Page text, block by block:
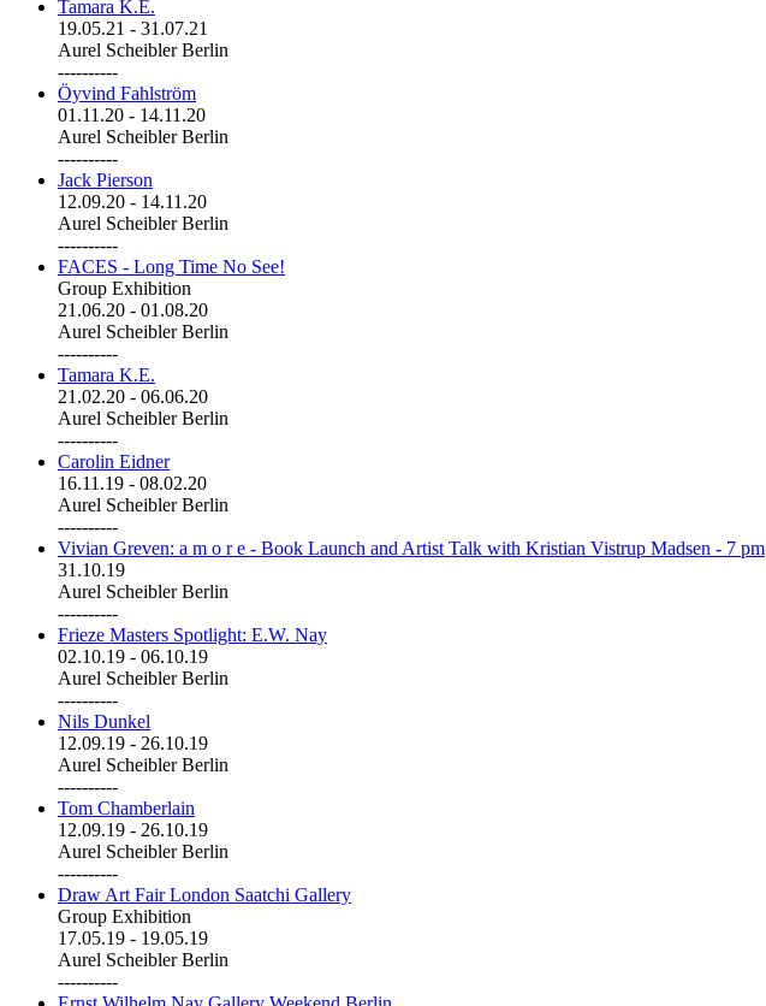
Tamara K.E.
19.05.21 - 31.07.21
Aurel Scheibler Berlin
----------
Öyvind Fahlström
01.11.20 - 14.11.20
Aurel Scheibler Berlin
----------
Jack Pierson
12.09.20 - 14.11.20
Aurel Scheibler Berlin
----------
FACES - Long Time No See!
Group Exhibition
21.06.20 - 01.08.20
Aurel Scheibler Berlin
----------
Tamara K.E.
21.02.20 - 06.06.20
Aurel Scheibler Berlin
----------
Carolin Eidner
16.11.19 - 08.02.20
Aurel Scheibler Berlin
----------
Vivian Greven: a m o r e - Book Launch and Artist Talk with Kristian Vistrup Madsen - 7 pm
31.10.19
Aurel Scheibler Berlin
----------
Frieze Masters Spotlight: E.W. Nay
02.10.19 - 06.10.19
Aurel Scheibler Berlin
----------
Nils Dunkel
12.09.19 - 26.10.19
Aurel Scheibler Berlin
----------
Tom Chamberlain
12.09.19 - 26.10.19
Aurel Scheibler Berlin
----------
Draw Art Fair London Saatchi Gallery
Group Exhibition
17.05.19 - 19.05.19
Aurel Scheibler Berlin
----------